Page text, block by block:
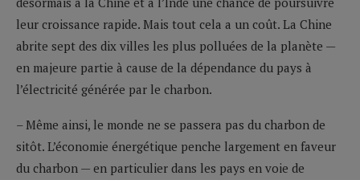
leur croissance rapide. Mais tout cela a un coût. La Chine
abrite sept des dix villes les plus polluées de la planète —
en majeure partie à cause de la dépendance du pays à
l’électricité générée par le charbon.
– Même ainsi, le monde ne se passera pas du charbon de
sitôt. L’économie énergétique penche largement en faveur
du charbon — en particulier dans les pays en voie de